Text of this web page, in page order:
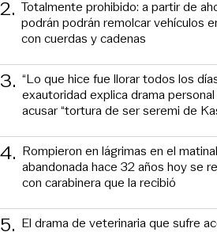
2. Totalmente prohibido: a partir de
podrán podrán remolcar vehículos
con cuerdas y cadenas
3. “Lo que hice fue llorar todos los
exautoridad explica drama
acusar “tortura de ser seremi de
4. Rompieron en lágrimas en el
abandonada hace 32 años hoy se
con carabinera que la recibió
5. El drama de veterinaria que sufre